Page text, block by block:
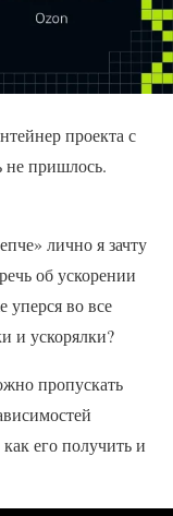
проекта с
не пришлось.
лично я зачту
об ускорении
уперся во все
и ускорялки?
пропускать
его получить и